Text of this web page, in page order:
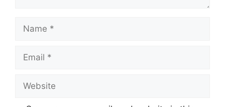
Name
Email
Website